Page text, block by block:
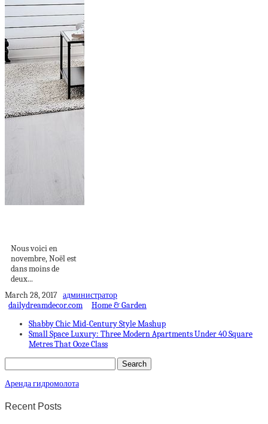
Nous voici en
novembre, Noël est
dans moins de
deux...
March 28, 2017 администратор
dailydreamdecor.com
Home & Garden
Shabby Chic Mid-Century Style Mashup
Small Space Luxury: Three Modern Apartments Under 40 Square
Metres That Ooze Class
Аренда гидромолота
Recent Posts